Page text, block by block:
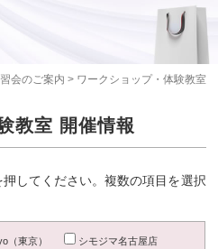
会のご案内 > ワークショップ・体験教室
教室 開催情報
してください。複数の項目を選択
（東京）
シモジマ名古屋店